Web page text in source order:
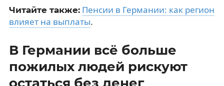
Читайте также: Пенсии в Германии: как регион
влияет на выплаты.
В Германии всё больше
пожилых людей рискуют